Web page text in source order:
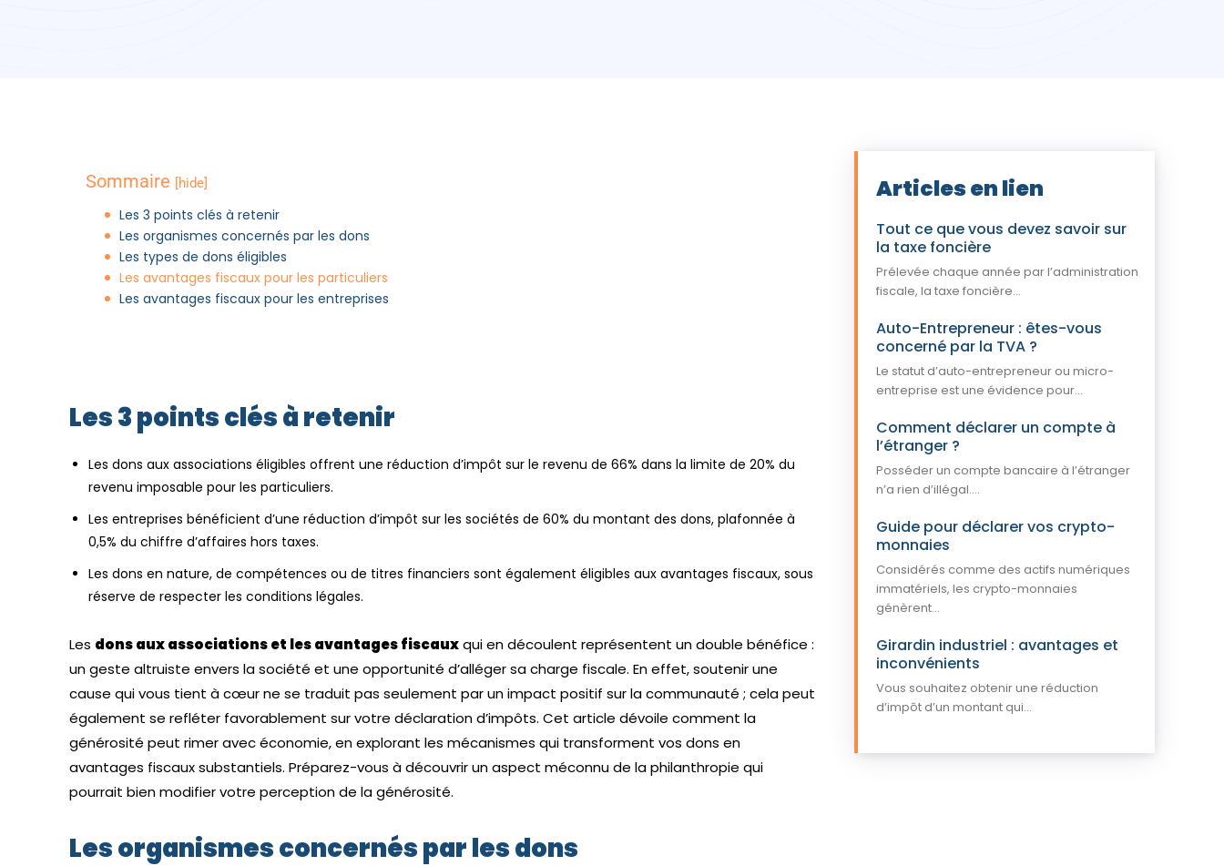
Sommaire [hide]
Les 3 points clés à retenir
Les organismes concernés par les dons
Les types de dons éligibles
Les avantages fiscaux pour les particuliers
Les avantages fiscaux pour les entreprises
Les 3 points clés à retenir
Les dons aux associations éligibles offrent une réduction d’impôt sur le revenu de 66% dans la limite de 20% du
revenu imposable pour les particuliers.
Les entreprises bénéficient d’une réduction d’impôt sur les sociétés de 60% du montant des dons, plafonnée à
0,5% du chiffre d’affaires hors taxes.
Les dons en nature, de compétences ou de titres financiers sont également éligibles aux avantages fiscaux, sous
réserve de respecter les conditions légales.
Les dons aux associations et les avantages fiscauxqui en découlent représentent un double bénéfice :
un geste altruiste envers la société et une opportunité d’alléger sa charge fiscale. En effet, soutenir une
cause qui vous tient à cœur ne se traduit pas seulement par un impact positif sur la communauté ; cela peut
également se refléter favorablement sur votre déclaration d’impôts. Cet article dévoile comment la
générosité peut rimer avec économie, en explorant les mécanismes qui transforment vos dons en
avantages fiscaux substantiels. Préparez-vous à découvrir un aspect méconnu de la philanthropie qui
pourrait bien modifier votre perception de la générosité.
Les organismes concernés par les dons
Articles en lien
Tout ce que vous devez savoir sur
la taxe foncière
Prélevée chaque année par l’administration
fiscale, la taxe foncière...
Auto-Entrepreneur : êtes-vous
concerné par la TVA ?
Le statut d’auto-entrepreneur ou micro-
entreprise est une évidence pour...
Comment déclarer un compte à
l’étranger ?
Posséder un compte bancaire à l’étranger
n’a rien d’illégal....
Guide pour déclarer vos crypto-
monnaies
Considérés comme des actifs numériques
immatériels, les crypto-monnaies
génèrent...
Girardin industriel : avantages et
inconvénients
Vous souhaitez obtenir une réduction
d’impôt d’un montant qui...